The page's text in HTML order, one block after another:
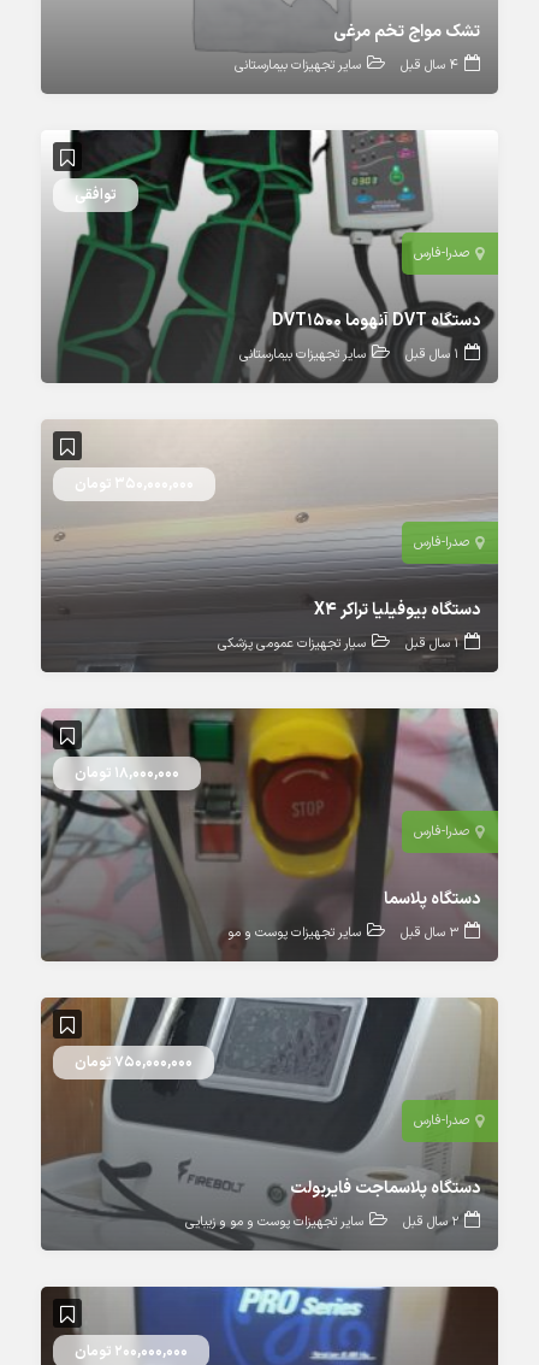
تشک مواج تخم مرغی
4 سال قبل سایر تجهیزات بیمارستانی
صدرا-فارس
توافقی
دستگاه DVT آنهوما DVT1500
1 سال قبل سایر تجهیزات بیمارستانی
صدرا-فارس
350,000,000 تومان
دستگاه بیوفیلیا تراکر X4
1 سال قبل سیار تجهیزات عمومی پزشکی
صدرا-فارس
18,000,000 تومان
دستگاه پلاسما
3 سال قبل سایر تجهیزات پوست و مو
صدرا-فارس
750,000,000 تومان
دستگاه پلاسماجت فایربولت
2 سال قبل سایر تجهیزات پوست و مو و زیبایی
200,000,000 تومان